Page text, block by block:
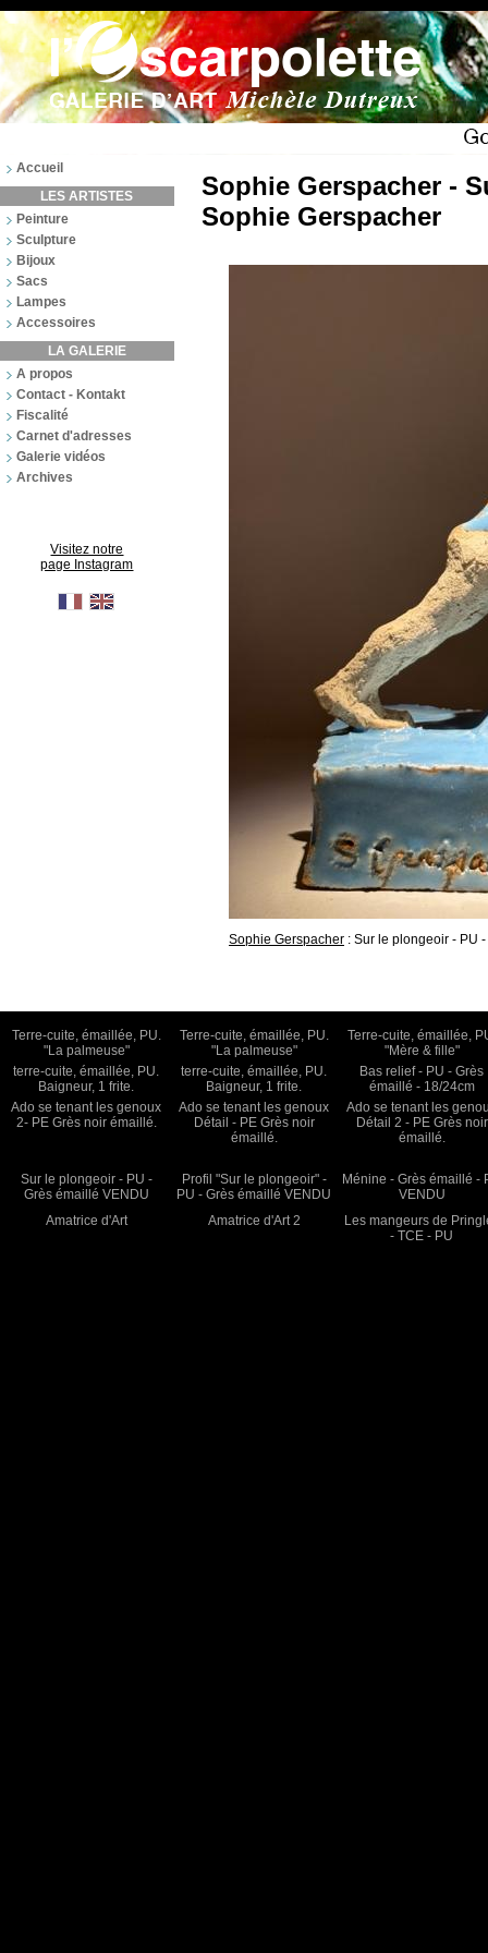
Accueil
LES ARTISTES
Peinture
Sculpture
Bijoux
Sacs
Lampes
Accessoires
LA GALERIE
A propos
Contact - Kontakt
Fiscalité
Carnet d'adresses
Galerie vidéos
Archives
Visitez notre
page Instagram
Sophie Gerspacher -
Sophie Gerspacher
Sophie Gerspacher : Sur le plongeoir - PU
Terre-cuite, émaillée, PU.
"La palmeuse"
Terre-cuite, émaillée, PU.
"La palmeuse"
Terre-cuite, émaillée,
"Mère & fille"
terre-cuite, émaillée, PU.
Baigneur, 1 frite.
terre-cuite, émaillée, PU.
Baigneur, 1 frite.
Bas relief - PU - Grès
émaillé - 18/24cm
Ado se tenant les genoux
2- PE Grès noir émaillé.
Ado se tenant les genoux
Détail - PE Grès noir
émaillé.
Ado se tenant les
Détail 2 - PE Grès noir
émaillé.
Sur le plongeoir - PU -
Grès émaillé VENDU
Profil "Sur le plongeoir" -
PU - Grès émaillé VENDU
Ménine - Grès émaillé -
VENDU
Amatrice d'Art
Amatrice d'Art 2
Les mangeurs de
- TCE - PU